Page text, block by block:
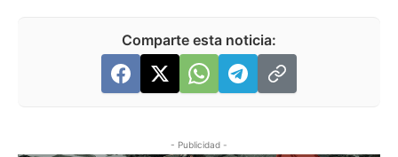
Comparte esta noticia:
- Publicidad -